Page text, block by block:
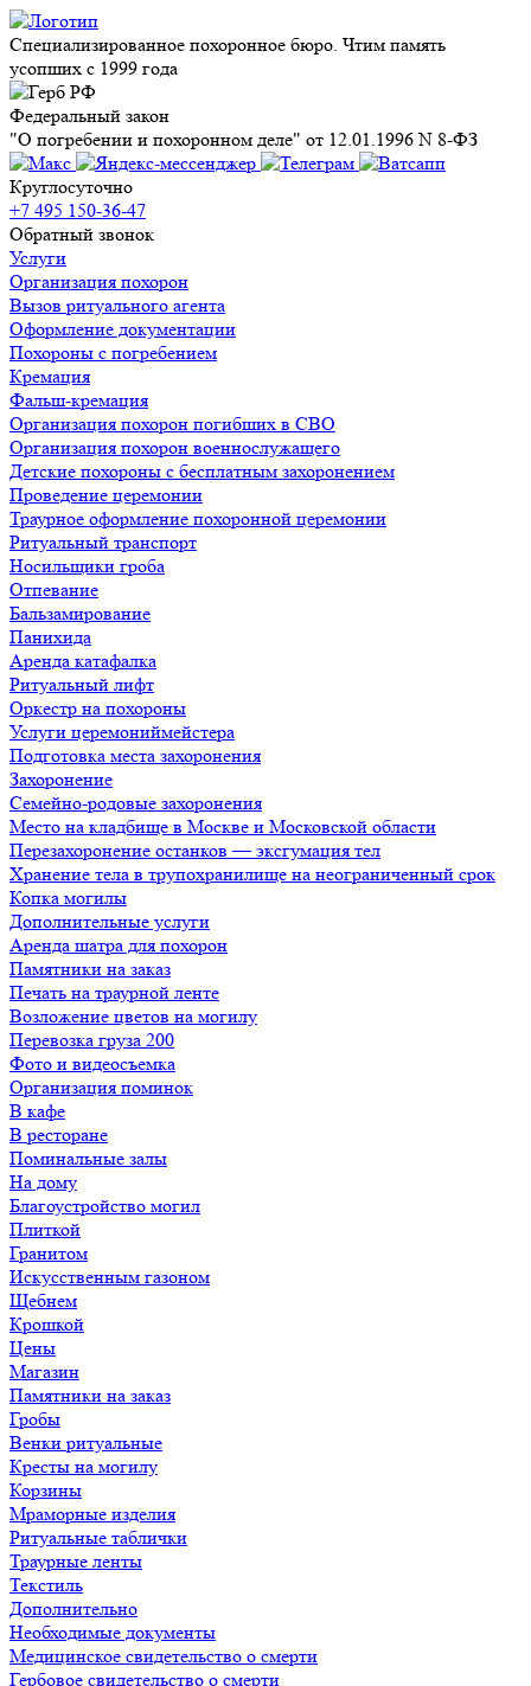
Специализированное похоронное бюро. Чтим память
усопших с 1999 года
Федеральный закон
"О погребении и похоронном деле" от 12.01.1996 N 8-ФЗ
Круглосуточно
+7 495 150-36-47
Обратный звонок
Услуги
Организация похорон
Вызов ритуального агента
Оформление документации
Похороны с погребением
Кремация
Фальш-кремация
Организация похорон погибших в СВО
Организация похорон военнослужащего
Детские похороны с бесплатным захоронением
Проведение церемонии
Траурное оформление похоронной церемонии
Ритуальный транспорт
Носильщики гроба
Отпевание
Бальзамирование
Панихида
Аренда катафалка
Ритуальный лифт
Оркестр на похороны
Услуги церемониймейстера
Подготовка места захоронения
Захоронение
Семейно-родовые захоронения
Место на кладбище в Москве и Московской области
Перезахоронение останков — эксгумация тел
Хранение тела в трупохранилище на неограниченный срок
Копка могилы
Дополнительные услуги
Аренда шатра для похорон
Памятники на заказ
Печать на траурной ленте
Возложение цветов на могилу
Перевозка груза 200
Фото и видеосъемка
Организация поминок
В кафе
В ресторане
Поминальные залы
На дому
Благоустройство могил
Плиткой
Гранитом
Искусственным газоном
Щебнем
Крошкой
Цены
Магазин
Памятники на заказ
Гробы
Венки ритуальные
Кресты на могилу
Корзины
Мраморные изделия
Ритуальные таблички
Траурные ленты
Текстиль
Дополнительно
Необходимые документы
Медицинское свидетельство о смерти
Гербовое свидетельство о смерти